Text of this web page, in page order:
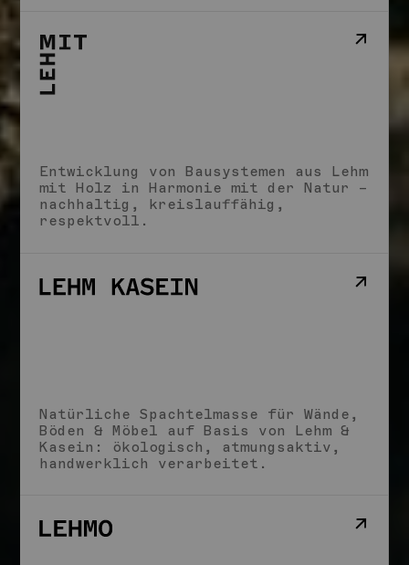
Entwicklung von Bausystemen aus Lehm
mit Holz in Harmonie mit der Natur –
nachhaltig, kreislauffähig,
respektvoll.
Natürliche Spachtelmasse für Wände,
Böden & Möbel auf Basis von Lehm &
Kasein: ökologisch, atmungsaktiv,
handwerklich verarbeitet.